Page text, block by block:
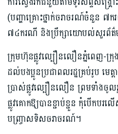
(បញ្ហាគ្រោះថ្នាក់ចរាចរណ៍ចំនួន
៧៤ករណី និងប្រឹក្សាយោបល់សួរព័
ក្រុមហ៊ុនផ្លូវល្បឿនលឿនភ្នំពេញ-ក្
ដល់បងប្អូនប្រជាពលរដ្ឋគ្រប់រូប មេត្ត
ប្រាស់ផ្លូវល្បឿនលឿន ព្រមទាំងចូល
ផ្លូវគោកឱ្យបានខ្ជាប់ខ្ជួន កុំបើក
បញ្ច្រាសទិសចរាចរណ៍។